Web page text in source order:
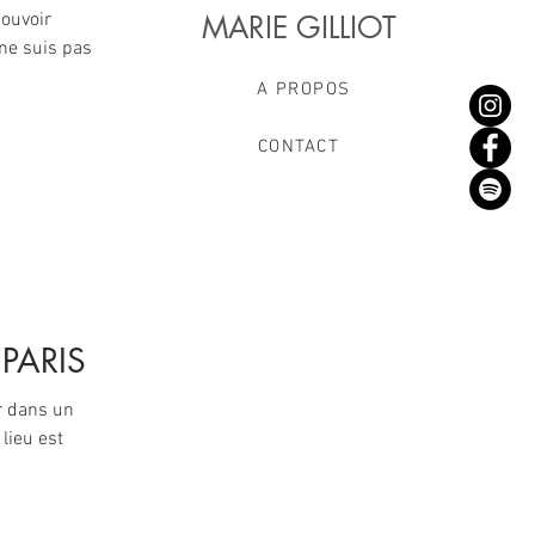
MARIE GILLIOT
A PROPOS
CONTACT
suis pas
dans un
lieu est